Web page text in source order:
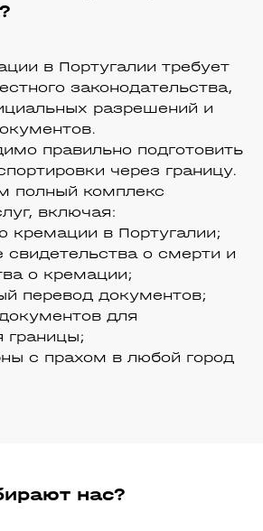
в Португалии требует
законодательства,
разрешений и
правильно подготовить
через границу.​
полный комплекс
включая:​
кремации в Португалии;
о смерти и
о кремации;
перевод документов;
для
границы;
с прахом в любой город
нас?